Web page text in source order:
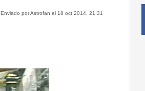
Enviado por Astrofan el 18 oct 2014, 21:31